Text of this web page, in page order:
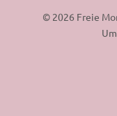
© 2026 Freie